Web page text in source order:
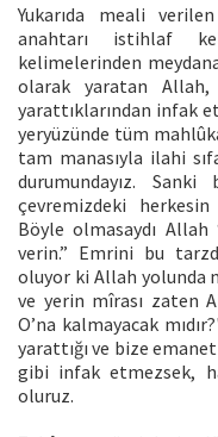
Yukarıda meali
anahtarı istihlaf
kelimelerinden
olarak yaratan
yarattıklarından infak
yeryüzünde tüm
tam manasıyla ilahi
durumundayız.
çevremizdeki herkesin
Böyle olmasaydı
verin.” Emrini bu
oluyor ki Allah yolunda
ve yerin mîrası zaten
O’na kalmayacak
yarattığı ve bize
gibi infak etmezsek,
oluruz.